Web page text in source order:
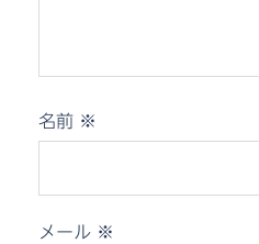
名前 ※
メール ※